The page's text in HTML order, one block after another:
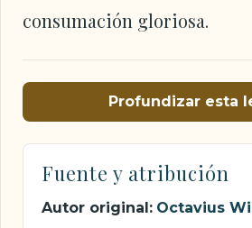
consumación gloriosa.
Profundizar esta
Fuente y atribución
Autor original: Octavius